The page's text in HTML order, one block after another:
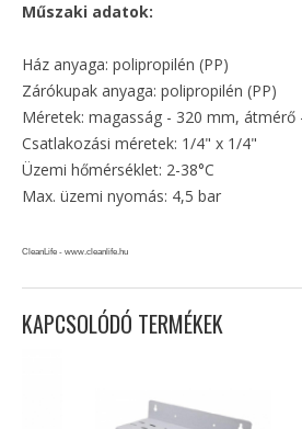
Műszaki adatok:
Ház anyaga: polipropilén (PP)
Zárókupak anyaga: polipropilén (PP)
Méretek: magasság - 320 mm, átmérő
Csatlakozási méretek: 1/4" x 1/4"
Üzemi hőmérséklet: 2-38°C
Max. üzemi nyomás: 4,5 bar
CleanLife - www.cleanlife.hu
KAPCSOLÓDÓ TERMÉKEK